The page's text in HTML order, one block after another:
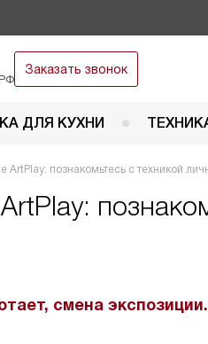
Заказать звонок
ДЛЯ КУХНИ
ArtPlay: познакомьтесь с техникой
смена экспозиции.